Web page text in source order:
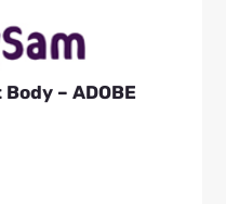
– ADOBE